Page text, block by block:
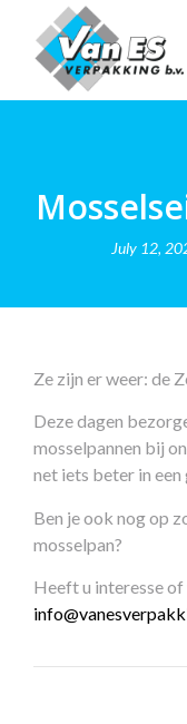
July 12,
Ze zijn er weer: de
Deze dagen
mosselpannen bij
net iets beter in een
Ben je ook nog op
mosselpan?
Heeft u interesse of